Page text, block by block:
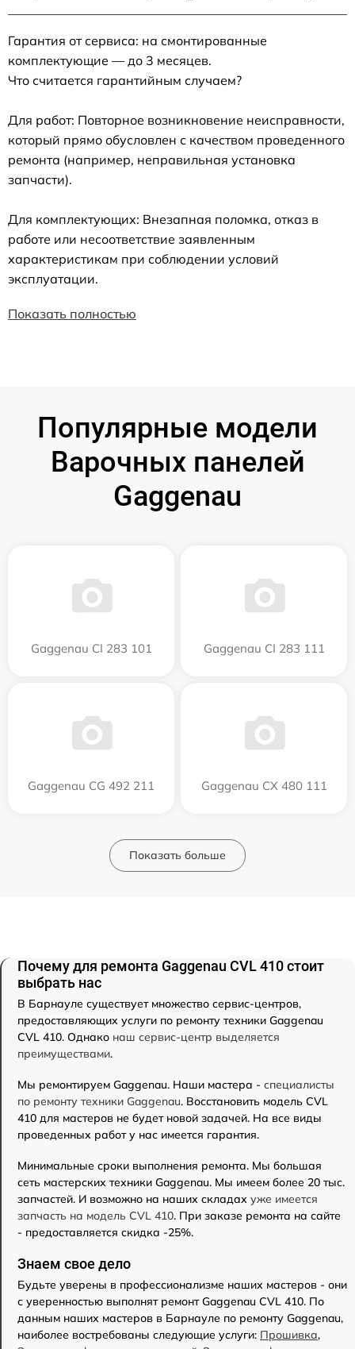
Гарантия от сервиса: на смонтированные
комплектующие — до 3 месяцев.
Что считается гарантийным случаем?
Для работ: Повторное возникновение неисправности,
который прямо обусловлен с качеством проведенного
ремонта (например, неправильная установка
запчасти).
Для комплектующих: Внезапная поломка, отказ в
работе или несоответствие заявленным
характеристикам при соблюдении условий
эксплуатации.
Показать полностью
Популярные модели
Варочных панелей
Gaggenau
Gaggenau CI 283 101 Gaggenau CI 283 111
Gaggenau CG 492 211 Gaggenau CX 480 111
Показать больше
Почему для ремонта Gaggenau CVL 410 стоит
выбрать нас
В Барнауле существует множество сервис-центров,
предоставляющих услуги по ремонту техники Gaggenau
CVL 410. Однако наш сервис-центр выделяется
преимуществами.
Мы ремонтируем Gaggenau. Наши мастера - специалисты
по ремонту техники Gaggenau. Восстановить модель CVL
410 для мастеров не будет новой задачей. На все виды
проведенных работ у нас имеется гарантия.
Минимальные сроки выполнения ремонта. Мы большая
сеть мастерских техники Gaggenau. Мы имеем более 20 тыс.
запчастей. И возможно на наших складах уже имеется
запчасть на модель CVL 410. При заказе ремонта на сайте
- предоставляется скидка -25%.
Знаем свое дело
Будьте уверены в профессионализме наших мастеров - они
с уверенностью выполнят ремонт Gaggenau CVL 410. По
данным наших мастеров в Барнауле по ремонту Gaggenau,
наиболее востребованы следующие услуги: Прошивка,